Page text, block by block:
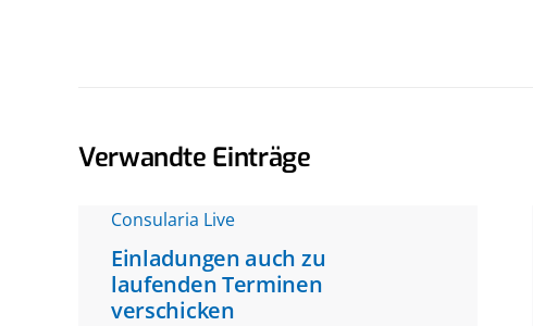
Verwandte Einträge
Consularia Live
Einladungen auch zu
laufenden Terminen
verschicken